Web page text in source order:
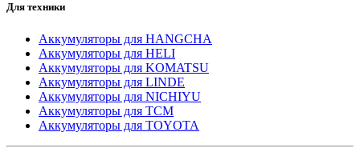
Для техники
Аккумуляторы для HANGCHA
Аккумуляторы для HELI
Аккумуляторы для KOMATSU
Аккумуляторы для LINDE
Аккумуляторы для NICHIYU
Аккумуляторы для TCM
Аккумуляторы для TOYOTA